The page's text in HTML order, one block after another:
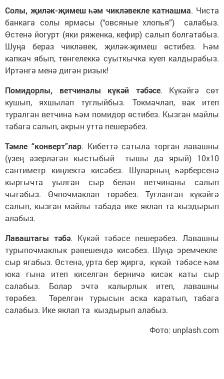
Солы, җиләк-җимеш һәм чикләвекле катнашма. Чиста
банкага солы ярмасы (“овсяные хлопья”) салабыз.
Өстенә йогурт (яки ряженка, кефир) салып болгатабыз.
Шуңа бераз чикләвек, җиләк-җимеш өстибез. Һәм
капкач ябып, төнгелеккә суыткычка куеп калдырабыз.
Иртәнгә менә дигән ризык!
Помидорлы, ветчиналы күкәй тәбәсе. Күкәйгә сөт
кушып, яхшылап туглыйбыз. Токмачлап, вак итеп
туралган ветчина һәм помидор өстибез. Кызган майлы
табага салып, акрын утта пешерәбез.
Тәмле “конверт”лар. Кибеттә сатыла торган лавашны
(үзең әзерләгән кыстыбый тышы да ярый) 10х10
сантиметр киңлектә кисәбез. Шуларның һәрберсенә
кыргычта уылган сыр белән ветчинаны салып
чыгабыз. Өчпочмаклап төрәбез. Тугланган күкәйгә
салып, кызган майлы табада ике яклап та кыздырып
алабыз.
Лаваштагы тәбә. Күкәй тәбәсе пешерәбез. Лавашны
турыпочмаклык рәвешендә кисәбез. Шуңа эремчекле
сыр ягабыз. Өстенә, урта бер җиргә, күкәй тәбәсе һәм
юка гына итеп киселгән берничә кисәк каты сыр
салабыз. Болар эчтә калырлык итеп, лавашны
төрәбез. Төрелгән турысын аска каратып, табага
салабыз. Ике яклап та кыздырып алабыз.
Фото: unplash.com